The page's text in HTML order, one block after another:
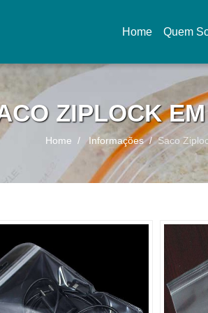
Home
(current)
Quem
ZIPLOCK
Home Informações Saco